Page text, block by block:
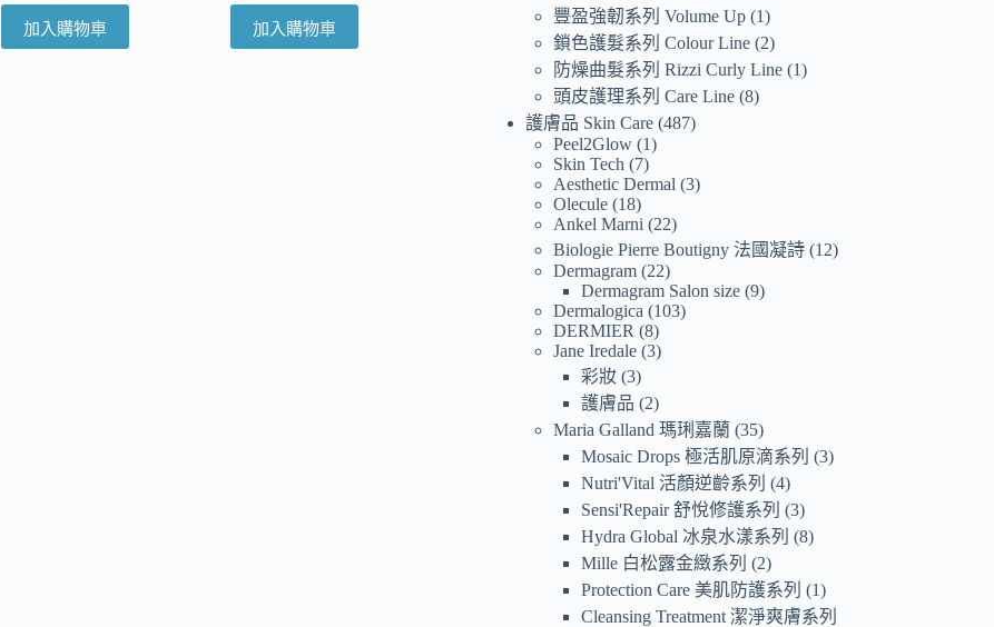
加入購物車 加入購物車
豐盈強韌系列 Volume Up 1
鎖色護髮系列 Colour Line 2
防燥曲髮系列 Rizzi Curly Line 1
頭皮護理系列 Care Line 8
護膚品 Skin Care 487
Peel2Glow 1
Skin Tech
7
Aesthetic Dermal 3
Olecule 18
Ankel Marni
22
Biologie Pierre Boutigny 法國凝詩 12
Dermagram 22
Dermagram Salon size 9
Dermalogica
103
DERMIER
8
Jane Iredale 3
彩妝 3
護膚品
2
Maria Galland 瑪琍嘉蘭 35
Mosaic Drops 極活肌原滴系列
3
Nutri'Vital 活顏逆齡系列
4
Sensi'Repair 舒悅修護系列
3
Hydra Global 冰泉水漾系列
8
Mille 白松露金緻系列
2
Protection Care 美肌防護系列
1
Cleansing Treatment 潔淨爽膚系列